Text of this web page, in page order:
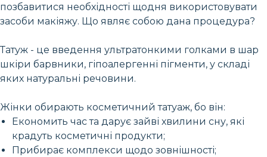
позбавитися необхідності щодня використовувати
засоби макіяжу. Що являє собою дана процедура?
Татуж - це введення ультратонкими голками в шар
шкіри барвники, гіпоалергенні пігменти, у складі
яких натуральні речовини.
Жінки обирають косметичний татуаж, бо він:
Економить час та дарує зайві хвилини сну, які
крадуть косметичні продукти;
Прибирає комплекси щодо зовнішності;